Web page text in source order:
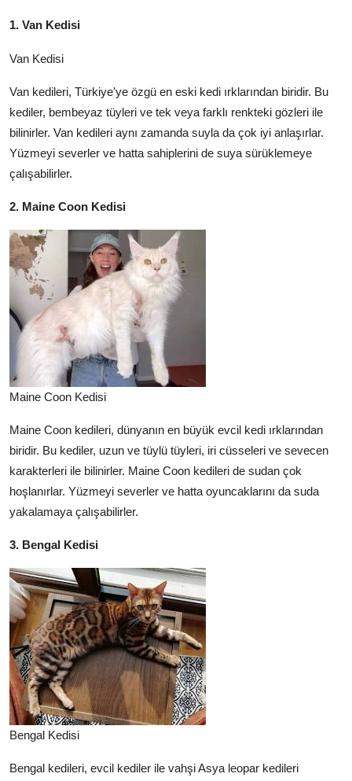
1. Van Kedisi
Van Kedisi
Van kedileri, Türkiye'ye özgü en eski kedi ırklarından biridir. Bu
kediler, bembeyaz tüyleri ve tek veya farklı renkteki gözleri ile
bilinirler. Van kedileri aynı zamanda suyla da çok iyi anlaşırlar.
Yüzmeyi severler ve hatta sahiplerini de suya sürüklemeye
çalışabilirler.
2. Maine Coon Kedisi
Maine Coon Kedisi
Maine Coon kedileri, dünyanın en büyük evcil kedi ırklarından
biridir. Bu kediler, uzun ve tüylü tüyleri, iri cüsseleri ve sevecen
karakterleri ile bilinirler. Maine Coon kedileri de sudan çok
hoşlanırlar. Yüzmeyi severler ve hatta oyuncaklarını da suda
yakalamaya çalışabilirler.
3. Bengal Kedisi
Bengal Kedisi
Bengal kedileri, evcil kediler ile vahşi Asya leopar kedileri